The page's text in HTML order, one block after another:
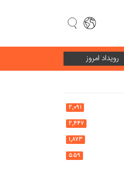
رویداد امروز
۲,۰۹۱
۲,۴۴۷
۱,۸۷۳
۵۵۹